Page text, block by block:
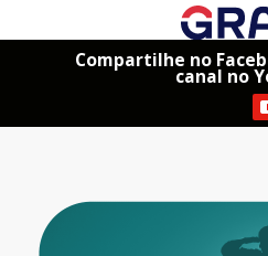
Compartilhe no
canal no